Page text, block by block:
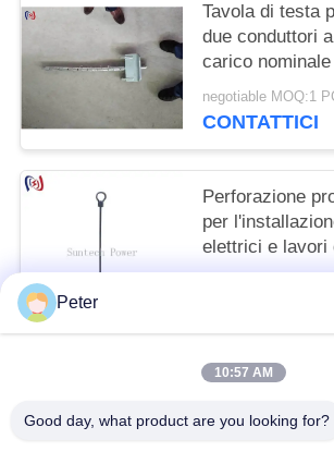
Tavola di testa
due conduttori
carico
180KN e
da 75 a 125 mm
negotiable MOQ:1
CONTATTICI
Perforazione
per
elettrici e lavori
Peter
10:57 AM
Good day, what product are you looking for?